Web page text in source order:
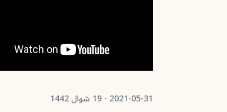
2021-05-31 - 19 شوال 1442